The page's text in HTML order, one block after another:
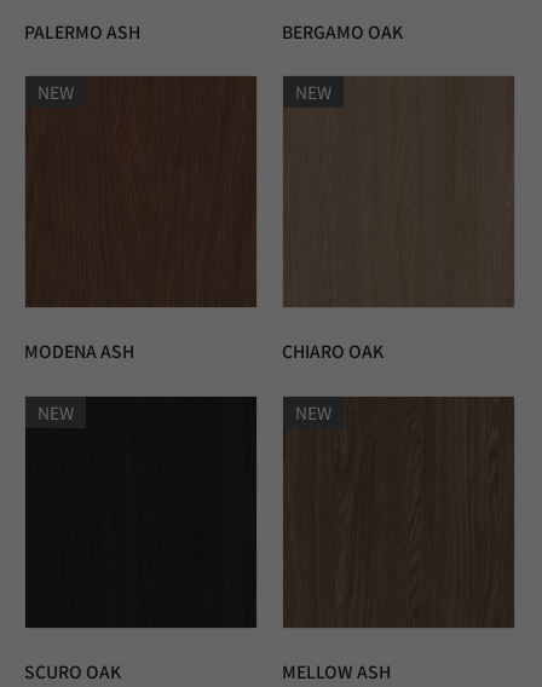
PALERMO ASH BERGAMO OAK
NEW
MODENA ASH
NEW
CHIARO OAK
NEW
SCURO OAK
NEW
MELLOW ASH